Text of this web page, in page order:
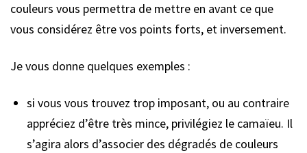
couleurs vous permettra de mettre en avant ce que
vous considérez être vos points forts, et inversement.
Je vous donne quelques exemples :
si vous vous trouvez trop imposant, ou au contraire
appréciez d’être très mince, privilégiez le camaïeu. Il
s’agira alors d’associer des dégradés de couleurs